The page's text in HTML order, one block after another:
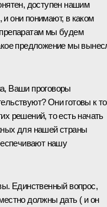
доступен нашим
они понимают, в каком
препаратам мы будем
предложение мы
Ваши проговоры
Они готовы к
решений, то есть начать
для нашей страны
нашу
Единственный вопрос,
должны дать ( и он